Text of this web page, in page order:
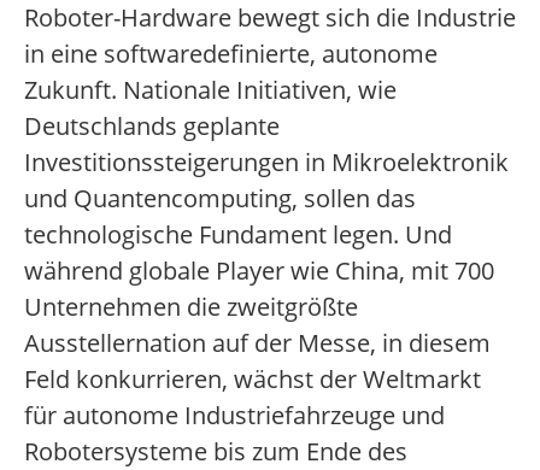
Roboter-Hardware bewegt sich die Industrie
in eine softwaredefinierte, autonome
Zukunft. Nationale Initiativen, wie
Deutschlands geplante
Investitionssteigerungen in Mikroelektronik
und Quantencomputing, sollen das
technologische Fundament legen. Und
während globale Player wie China, mit 700
Unternehmen die zweitgrößte
Ausstellernation auf der Messe, in diesem
Feld konkurrieren, wächst der Weltmarkt
für autonome Industriefahrzeuge und
Robotersysteme bis zum Ende des